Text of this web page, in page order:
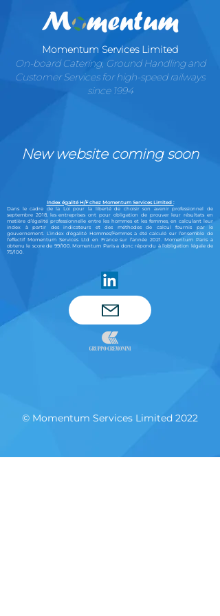
Momentum Services Limited
On-board Catering, Ground Handling and
Customer Services for high-speed railways
since 1994
New website coming soon
Index égalité H/F chez Momentum Services Limited :
Dans le cadre de la Loi pour la liberté de choisir son avenir professionnel de
septembre 2018, les entreprises ont pour obligation de prouver leur résultats en
matière d’égalité professionnelle entre les hommes et les femmes, en calculant leur
index à partir des indicateurs et des méthodes de calcul fournis par le
gouvernement. L’index d’égalité Hommes/Femmes a été calculé sur l’ensemble de
l’effectif Momentum Services Ltd en France sur l’année 2021. Momentum Paris a
obtenu le score de 99/100. Momentum Paris a donc répondu à l’obligation légale de
75/100.
© Momentum Services Limited 2022